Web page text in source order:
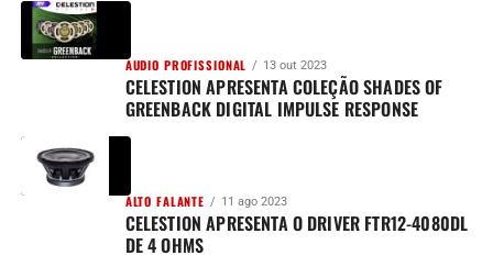
AUDIO PROFISSIONAL 13 out 2023
CELESTION APRESENTA COLEÇÃO SHADES OF
GREENBACK DIGITAL IMPULSE RESPONSE
ALTO FALANTE 11 ago 2023
CELESTION APRESENTA O DRIVER FTR12-4080DL
DE 4 OHMS